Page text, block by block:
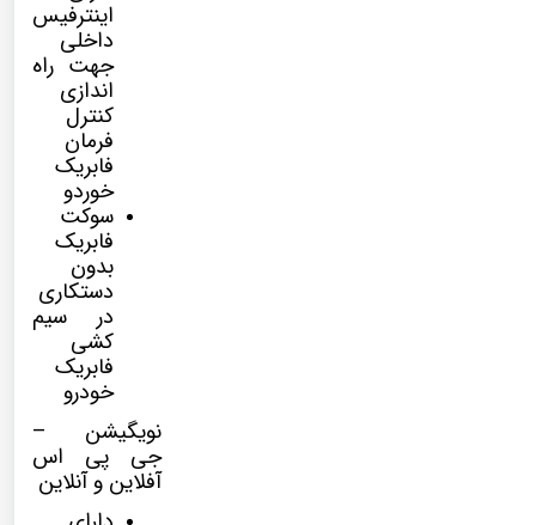
اینترفیس
داخلی
جهت راه
اندازی
کنترل
فرمان
فابریک
خوردو
سوکت
فابریک
بدون
دستکاری
در سیم
کشی
فابریک
خودرو
نویگیشن –
جی پی اس
آفلاین و آنلاین